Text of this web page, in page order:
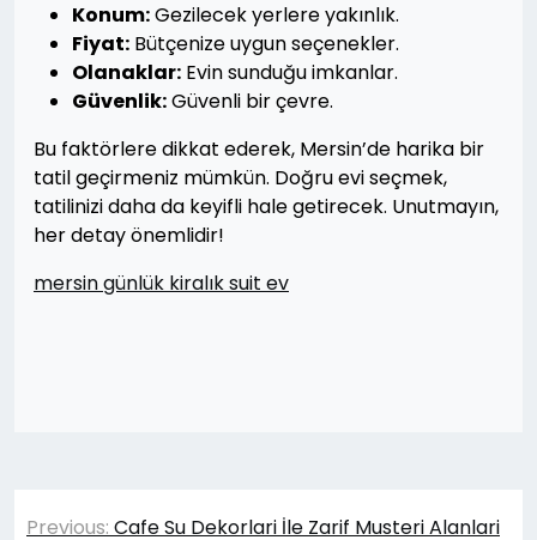
Konum:Gezilecek yerlere yakınlık.
Fiyat: Bütçenize uygun seçenekler.
Olanaklar: Evin sunduğu imkanlar.
Güvenlik:Güvenli bir çevre.
Bu faktörlere dikkat ederek, Mersin’de harika bir
tatil geçirmeniz mümkün. Doğru evi seçmek,
tatilinizi daha da keyifli hale getirecek. Unutmayın,
her detay önemlidir!
mersin günlük kiralık suit ev
Yazı
Previous: Cafe Su Dekorlari İle Zarif Musteri Alanlari